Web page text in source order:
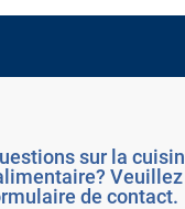
sur la
de contact.